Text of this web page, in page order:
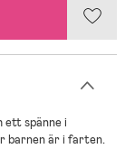
ett spänne i
barnen är i farten.